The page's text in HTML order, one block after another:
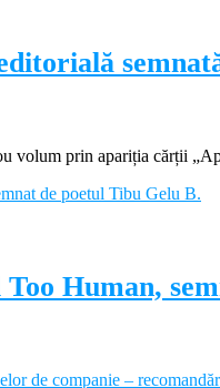
volum prin apariția cărții
Human,